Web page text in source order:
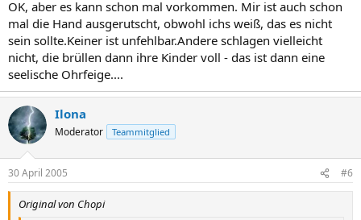
OK, aber es kann schon mal vorkommen. Mir ist auch schon
mal die Hand ausgerutscht, obwohl ichs weiß, das es nicht
sein sollte.Keiner ist unfehlbar.Andere schlagen vielleicht
nicht, die brüllen dann ihre Kinder voll - das ist dann eine
seelische Ohrfeige....
Ilona
Moderator Teammitglied
30 April 2005 #6
Original von Chopi